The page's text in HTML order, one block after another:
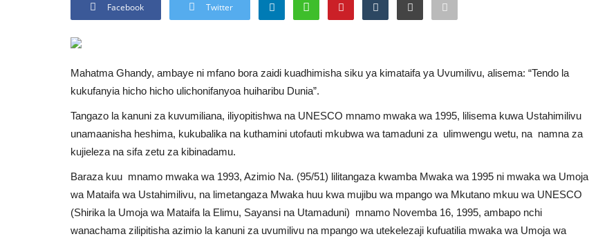
Facebook Twitter
Mahatma Ghandy, ambaye ni mfano bora zaidi kuadhimisha siku ya kimataifa ya Uvumilivu, alisema: “Tendo la
kukufanyia hicho hicho ulichonifanyoa huiharibu Dunia”.
Tangazo la kanuni za kuvumiliana, iliyopitishwa na UNESCO mnamo mwaka wa 1995, lilisema kuwa Ustahimilivu
unamaanisha heshima, kukubalika na kuthamini utofauti mkubwa wa tamaduni za ulimwengu wetu, na namna za
kujieleza na sifa zetu za kibinadamu.
Baraza kuu mnamo mwaka wa 1993, Azimio Na. (95/51) lilitangaza kwamba Mwaka wa 1995 ni mwaka wa Umoja
wa Mataifa wa Ustahimilivu, na limetangaza Mwaka huu kwa mujibu wa mpango wa Mkutano mkuu wa UNESCO
(Shirika la Umoja wa Mataifa la Elimu, Sayansi na Utamaduni) mnamo Novemba 16, 1995, ambapo nchi
wanachama zilipitisha azimio la kanuni za uvumilivu na mpango wa utekelezaji kufuatilia mwaka wa Umoja wa